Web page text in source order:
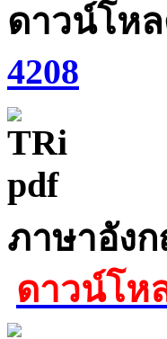
ดาวน์โห
4208
ภาษาอังก
ดาวน์โห